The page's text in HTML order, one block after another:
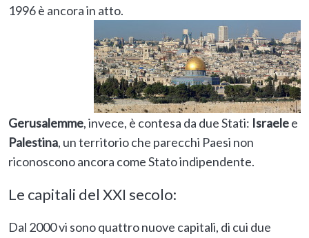
1996 è ancora in atto.
Gerusalemme, invece, è contesa da due Stati: Israelee
Palestina, un territorio che parecchi Paesi non
riconoscono ancora come Stato indipendente.
Le capitali del XXI secolo:
Dal 2000 vi sono quattro nuove capitali, di cui due